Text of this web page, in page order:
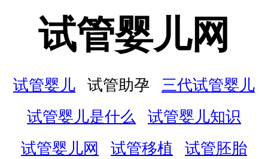
试管婴儿网
试管婴儿 试管助孕
三代试管婴儿
试管婴儿是什么
试管婴儿知识
试管婴儿网
试管移植
试管胚胎